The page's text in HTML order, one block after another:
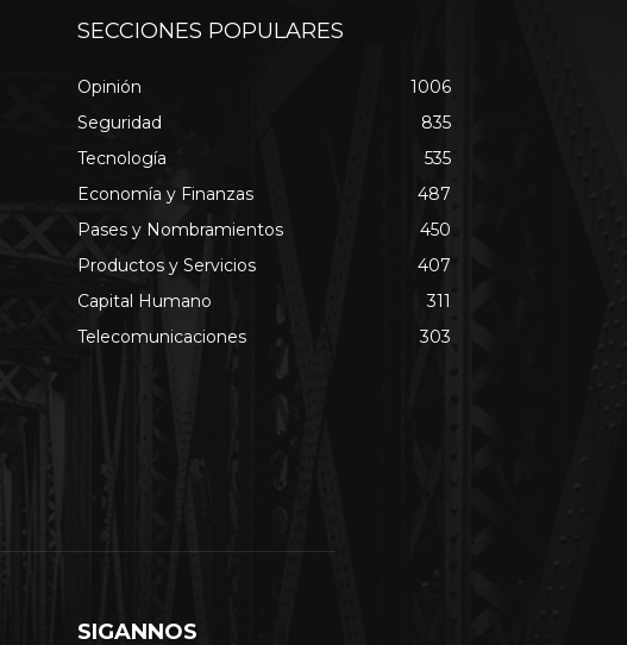
SECCIONES POPULARES
Opinión
1006
Seguridad
835
Tecnología
535
Economía y Finanzas
487
Pases y Nombramientos
450
Productos y Servicios
407
Capital Humano
311
Telecomunicaciones
303
SIGANNOS